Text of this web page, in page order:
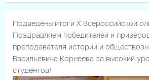
Подведены итоги Х Всероссийской
Поздравляем победителей и
преподавателя истории и
Васильевича Корнеева за высокий
студентов!